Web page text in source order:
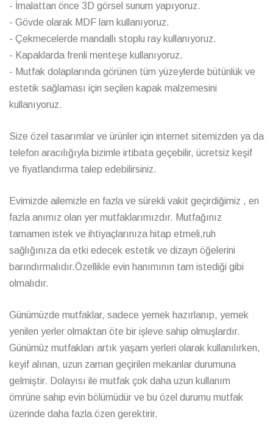
- İmalattan önce 3D görsel sunum yapıyoruz.
- Gövde olarak MDF lam kullanıyoruz.
- Çekmecelerde mandallı stoplu ray kullanıyoruz.
- Kapaklarda frenli menteşe kullanıyoruz.
- Mutfak dolaplarında görünen tüm yüzeylerde bütünlük ve
estetik sağlaması için seçilen kapak malzemesini
kullanıyoruz.
Size özel tasarımlar ve ürünler için internet sitemizden ya da
telefon aracılığıyla bizimle irtibata geçebilir, ücretsiz keşif
ve fiyatlandırma talep edebilirsiniz.
Evimizde ailemizle en fazla ve sürekli vakit geçirdiğimiz , en
fazla anımız olan yer mutfaklarımızdır. Mutfağınız
tamamen istek ve ihtiyaçlarınıza hitap etmeli,ruh
sağlığınıza da etki edecek estetik ve dizayn öğelerini
barındırmalıdır.Özellikle evin hanımının tam istediği gibi
olmalıdır.
Günümüzde mutfaklar, sadece yemek hazırlanıp, yemek
yenilen yerler olmaktan öte bir işleve sahip olmuşlardır.
Günümüz mutfakları artık yaşam yerleri olarak kullanılırken,
keyif alınan, uzun zaman geçirilen mekanlar durumuna
gelmiştir. Dolayısı ile mutfak çok daha uzun kullanım
ömrüne sahip evin bölümüdür ve bu özel durumu mutfak
üzerinde daha fazla özen gerektirir.